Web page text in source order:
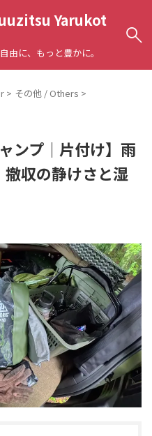
Yarukot
由に、もっと豊かに。
> その他 / Others >
ンプ｜片付け】雨
収の静けさと湿